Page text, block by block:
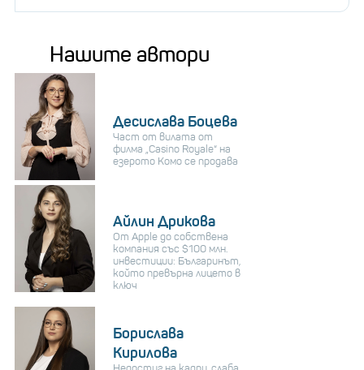
Нашите автори
Десислава Боцева
Част от вилата от
филма „Casino Royale“ на
езерото Комо се продава
Айлин Дрикова
От Apple до собствена
компания със $100 млн.
инвестиции: Българинът,
който превърна лицето в
ключ
Борислава
Кирилова